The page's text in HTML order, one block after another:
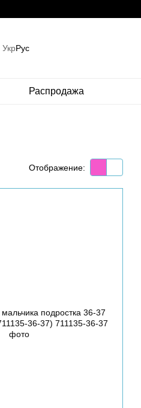
УкрРус
Распродажа
Отображение: